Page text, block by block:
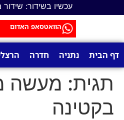
עכשיו בשידור: שידור
הוואטסאפ האדום
דף הבית נתניה חדרה
תגית: מעשה
בקטינה